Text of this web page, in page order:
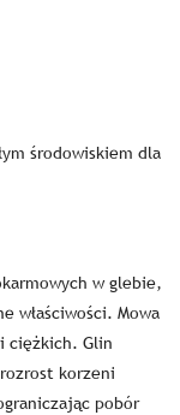
środowiskiem dla
w glebie,
właściwości. Mowa
ciężkich. Glin
korzeni
pobór